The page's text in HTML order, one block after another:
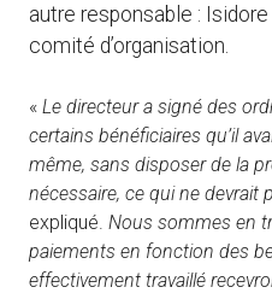
autre responsable :
comité d’organisation.
« Le directeur a signé des
certains bénéficiaires qu’il
même, sans disposer de la
nécessaire, ce qui ne devrait
expliqué. Nous sommes en
paiements en fonction des
effectivement travaillé